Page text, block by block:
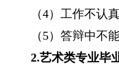
（4）工作不认
（5）答辩中不
2.艺术类专业毕